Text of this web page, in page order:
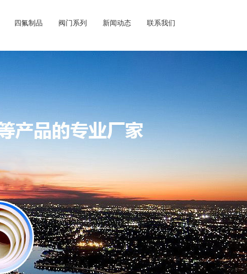
四氟制品 阀门系列 新闻动态 联系我们